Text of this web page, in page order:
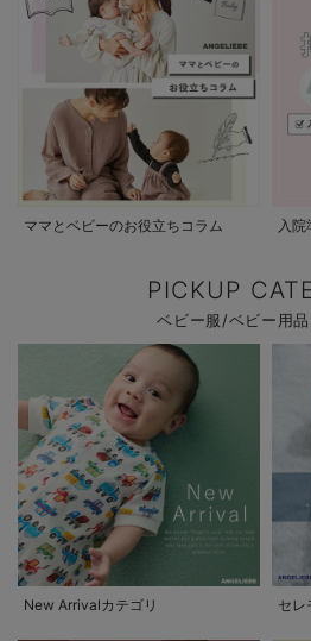
ママとベビーのお役立ちコラム 入院
PICKUP
ベビー服/ベビー用品
New Arrivalカテゴリ セレ